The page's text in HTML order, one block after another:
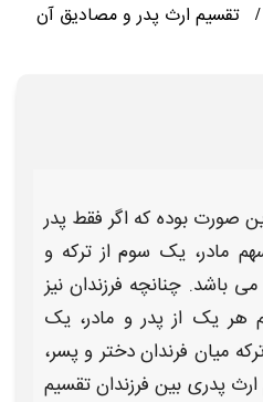
/ تقسیم ارث پدر و مصادیق آن
صورت بوده که اگر فقط پدر
مادر، یک سوم از ترکه و
باشد. چنانچه فرزندان نیز
هر یک از پدر و مادر، یک
میان فرندان دختر و پسر،
پدری بين فرزندانتقسیم